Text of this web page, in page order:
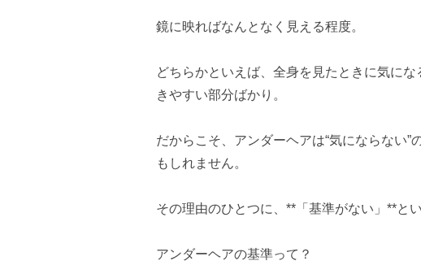
鏡に映ればなんとなく見える程度。
どちらかといえば、全身を見たときに気に
きやすい部分ばかり。
だからこそ、アンダーヘアは“気にならない”
もしれません。
その理由のひとつに、**「基準がない」**と
アンダーヘアの基準って？